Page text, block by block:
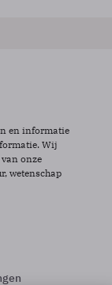
en informatie
Wij
onze
wetenschap